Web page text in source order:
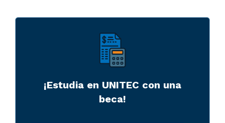
¡Estudia en UNITEC con una
beca!